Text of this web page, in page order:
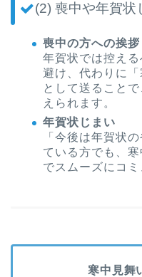
(2) 喪中や年賀状
喪中の方への挨拶
年賀状では控え
避け、代わりに「
として送ること
えられます。
年賀状じまい
「今後は年賀状
ている方でも、
でスムーズにコ
寒中見舞